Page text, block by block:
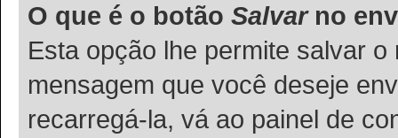
O que é o botão Salvarno
Esta opção lhe permite salvar
mensagem que você deseje
recarregá-la, vá ao painel de